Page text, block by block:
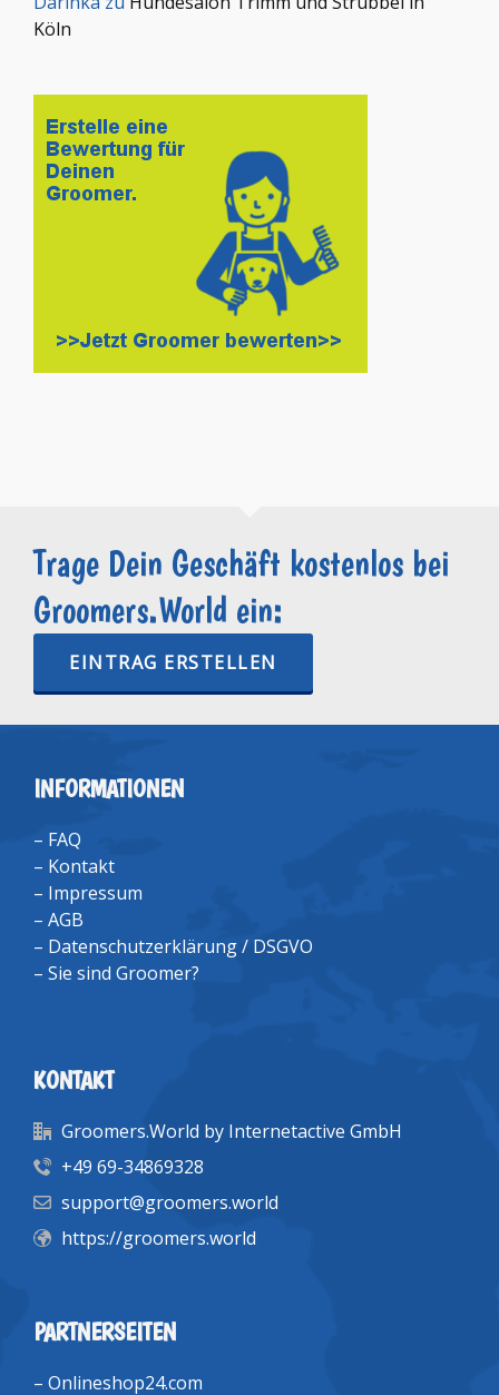
Köln
Trage Dein Geschäft kostenlos bei
Groomers.World ein:
EINTRAG ERSTELLEN
INFORMATIONEN
– FAQ
– Kontakt
– Impressum
– AGB
– Datenschutzerklärung / DSGVO
– Sie sind Groomer?
KONTAKT
Groomers.World by Internetactive GmbH
+49 69-34869328
support@groomers.world
https://groomers.world
PARTNERSEITEN
– Onlineshop24.com